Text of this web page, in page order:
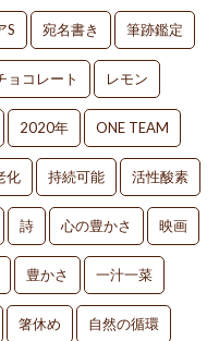
S 宛名書き 筆跡鑑定
ョコレート レモン
2020年 ONE TEAM
化 持続可能 活性酸素
詩 心の豊かさ 映画
豊かさ 一汁一菜
箸休め 自然の循環